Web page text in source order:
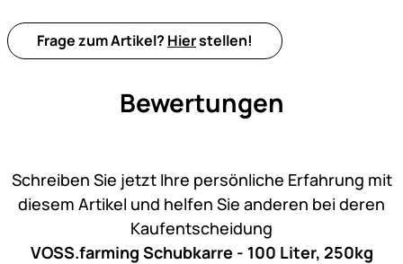
Frage zum Artikel? Hierstellen!
Bewertungen
Schreiben Sie jetzt Ihre persönliche Erfahrung mit
diesem Artikel und helfen Sie anderen bei deren
Kaufentscheidung
VOSS.farming Schubkarre - 100 Liter, 250kg